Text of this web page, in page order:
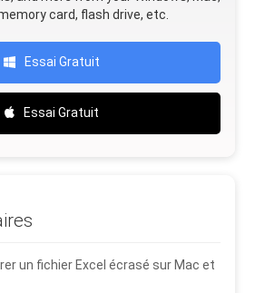
card, flash drive, etc.
Essai Gratuit
Essai Gratuit
un fichier Excel écrasé sur Mac et